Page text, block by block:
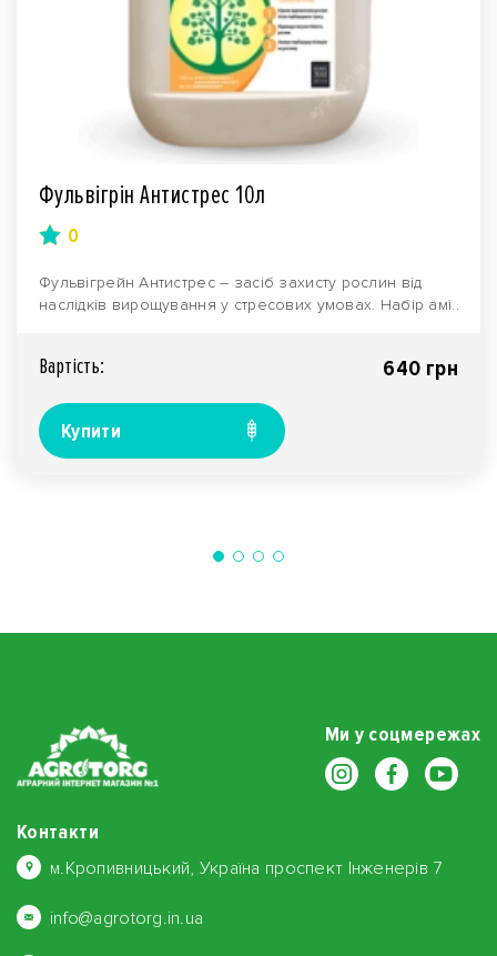
Фульвігрін Антистрес 10л
0
Фульвігрейн Антистрес – засіб захисту рослин від
наслідків вирощування у стресових умовах. Набір амі..
Вартiсть: 640 грн
Купити
Ми у соцмережах
Контакти
м.Кропивницький, Україна проспект Інженерів 7
info@agrotorg.in.ua